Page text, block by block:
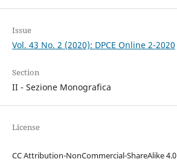
Issue
Vol. 43 No. 2 (2020): DPCE Online 2-2020
Section
II - Sezione Monografica
License
CC Attribution-NonCommercial-ShareAlike 4.0